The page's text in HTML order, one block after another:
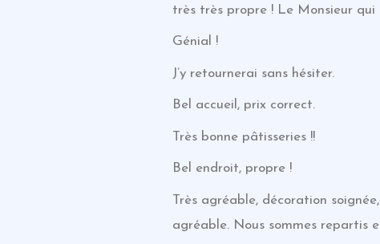
très très propre ! Le Monsieur
Génial !
J’y retournerai sans hésiter.
Bel accueil, prix correct.
Très bonne pâtisseries !!
Bel endroit, propre !
Très agréable, décoration
agréable. Nous sommes repartis